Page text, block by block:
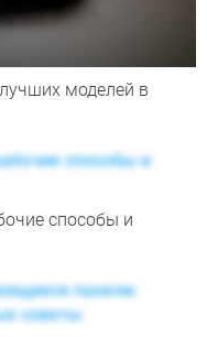
моделей в
способы и